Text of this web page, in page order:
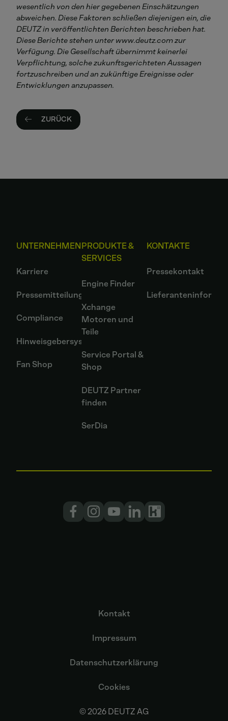
wesentlich von den hier gegebenen Einschätzungen
abweichen. Diese Faktoren schließen diejenigen ein, die
DEUTZ in veröffentlichten Berichten beschrieben hat.
Diese Berichte stehen unter www.deutz.com zur
Verfügung. Die Gesellschaft übernimmt keinerlei
Verpflichtung, solche zukunftsgerichteten Aussagen
fortzuschreiben und an zukünftige Ereignisse oder
Entwicklungen anzupassen.
ZURÜCK
UNTERNEHMEN
Karriere
Pressemitteilungen
Compliance
Hinweisgebersystem
Fan Shop
PRODUKTE &
SERVICES
Engine Finder
Xchange
Motoren und
Teile
Service Portal &
Shop
DEUTZ Partner
finden
SerDia
KONTAKTE
Pressekontakt
© 2026 DEUTZ AG
Kontakt
Impressum
Datenschutzerklärung
Cookies